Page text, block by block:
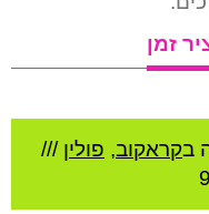
זמן
בקראקוב, פולין ///